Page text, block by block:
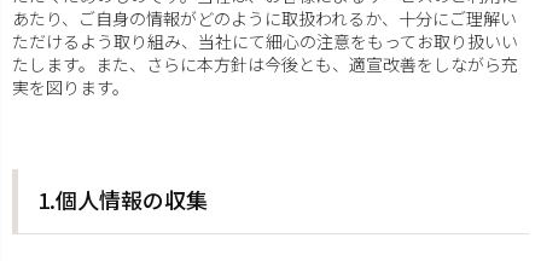
あたり、ご自身の情報がどのように取扱われるか、十分にご理解い
ただけるよう取り組み、当社にて細心の注意をもってお取り扱いい
たします。また、さらに本方針は今後とも、適宣改善をしながら充
実を図ります。
1.個人情報の収集